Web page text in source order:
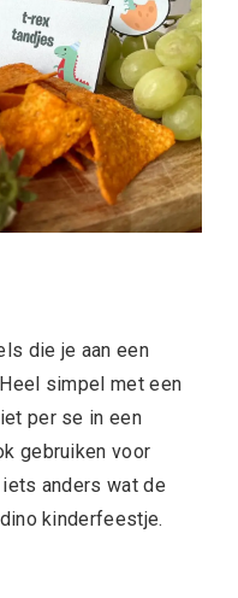
die je aan een
simpel met een
per se in een
gebruiken voor
anders wat de
kinderfeestje.